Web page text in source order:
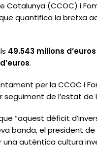
Catalunya (CCOC) i
quantifica la bretxa
49.543 milions
.
per la CCOC i
de l’estat de
“aquest dèficit
banda, el president
autèntica cultura